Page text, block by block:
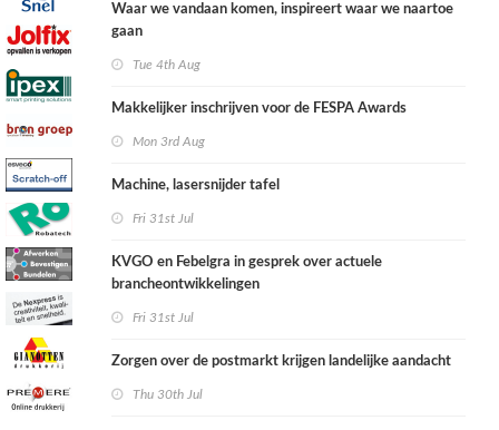
Waar we vandaan komen, inspireert waar we naartoe
gaan
Tue 4th Aug
Makkelijker inschrijven voor de FESPA Awards
Mon 3rd Aug
Machine, lasersnijder tafel
Fri 31st Jul
KVGO en Febelgra in gesprek over actuele
brancheontwikkelingen
Fri 31st Jul
Zorgen over de postmarkt krijgen landelijke aandacht
Thu 30th Jul